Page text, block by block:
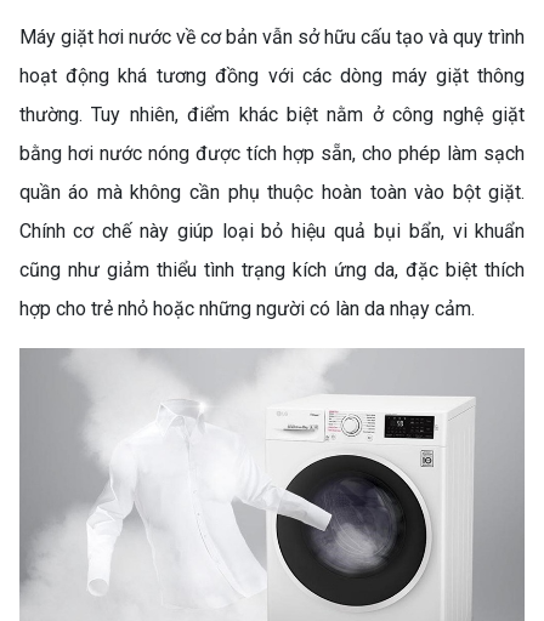
Máy giặt hơi nước về cơ bản vẫn sở hữu cấu tạo và quy trình
hoạt động khá tương đồng với các dòng máy giặt thông
thường. Tuy nhiên, điểm khác biệt nằm ở công nghệ giặt
bằng hơi nước nóng được tích hợp sẵn, cho phép làm sạch
quần áo mà không cần phụ thuộc hoàn toàn vào bột giặt.
Chính cơ chế này giúp loại bỏ hiệu quả bụi bẩn, vi khuẩn
cũng như giảm thiểu tình trạng kích ứng da, đặc biệt thích
hợp cho trẻ nhỏ hoặc những người có làn da nhạy cảm.